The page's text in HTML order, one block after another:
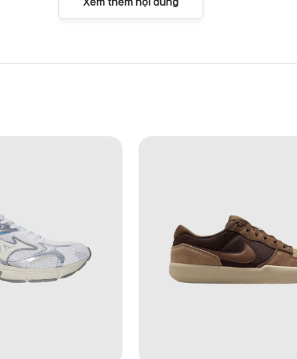
001
giác chắc chắn khi mang.
lại vẻ ngoài hiện đại, cá tính và dễ dàng ứng dụng
phô trương.